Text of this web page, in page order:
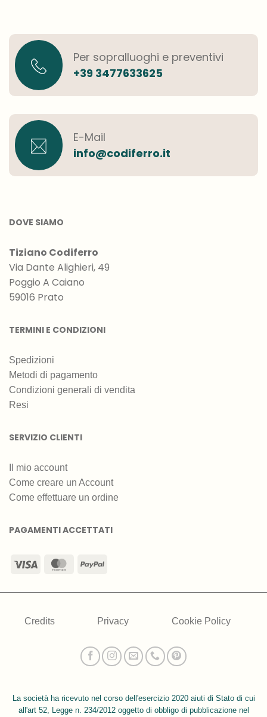
Per sopralluoghi e preventivi
+39 3477633625
E-Mail
info@codiferro.it
DOVE SIAMO
Tiziano Codiferro
Via Dante Alighieri, 49
Poggio A Caiano
59016 Prato
TERMINI E CONDIZIONI
Spedizioni
Metodi di pagamento
Condizioni generali di vendita
Resi
SERVIZIO CLIENTI
Il mio account
Come creare un Account
Come effettuare un ordine
PAGAMENTI ACCETTATI
Visa MasterCardPayPal
Credits Privacy Cookie Policy
La società ha ricevuto nel corso dell'esercizio 2020 aiuti di Stato di cui
all'art 52, Legge n. 234/2012 oggetto di obbligo di pubblicazione nel